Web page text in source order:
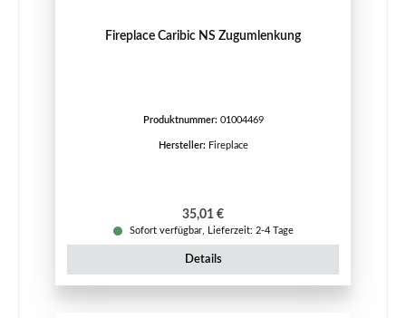
Fireplace Caribic NS Zugumlenkung
Produktnummer: 01004469
Hersteller: Fireplace
Regulärer Preis:
35,01 €
Sofort verfügbar, Lieferzeit: 2-4 Tage
Details